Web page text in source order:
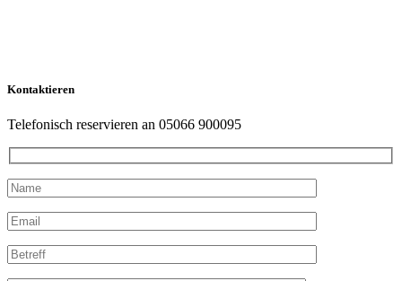
Kontaktieren
Telefonisch reservieren an 05066 900095